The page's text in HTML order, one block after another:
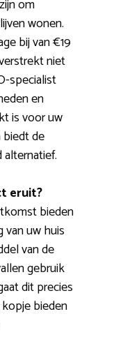
om
wonen.
bij van €19
niet
specialist
en
is voor uw
de
eruit?
bieden
van uw huis
van de
gebruik
dit precies
bieden